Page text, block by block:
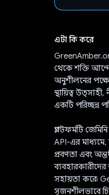
এটা কি করে
থেকে শক্তি
অনুশীলনের
স্থায়িত্ব
একটি পরিচ্ছন্ন
প্ল্যাটফর্মটি
API-এর মাধ্যমে,
প্রবণতা এবং
ব্যবহারকারীদের
সহায়তা করে৷
সৃজনশীলভাবে